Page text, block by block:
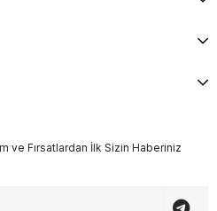
ve Fırsatlardan İlk Sizin Haberiniz